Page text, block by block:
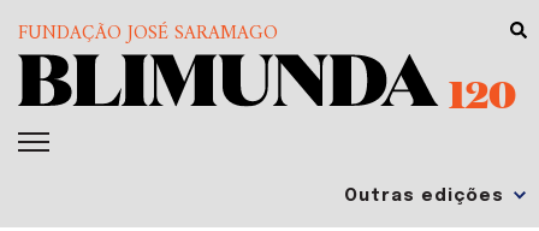
FUNDAÇÃO JOSÉ SARAMAGO
120